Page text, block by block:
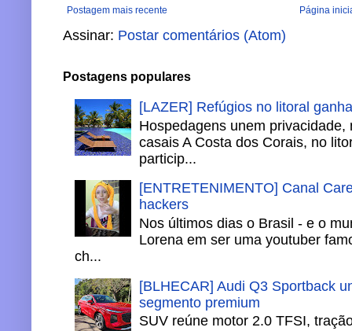
Postagem mais recente Página
Assinar: Postar comentários (Atom)
Postagens populares
[LAZER] Refúgios no litoral
Hospedagens unem
casais A Costa dos Corais, no
particip...
[ENTRETENIMENTO] Canal
hackers
Nos últimos dias o Brasil - e o
Lorena em ser uma youtuber
ch...
[BLHECAR] Audi Q3 Sportback
segmento premium
SUV reúne motor 2.0 TFSI,